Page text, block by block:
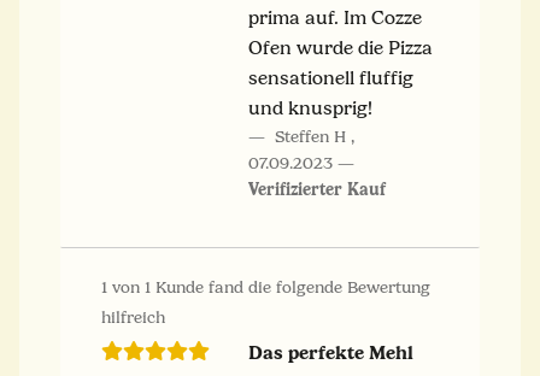
prima auf. Im Cozze
Ofen wurde die Pizza
sensationell fluffig
und knusprig!
Steffen H ,
07.09.2023
Verifizierter Kauf
1 von 1 Kunde fand die folgende Bewertung
hilfreich
Das perfekte Mehl